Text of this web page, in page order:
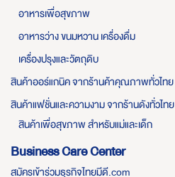
อาหารเพื่อสุขภาพ
อาหารว่าง ขนมหวาน เครื่องดื่ม
เครื่องปรุงและวัตถุดิบ
สินค้าออร์แกนิค จากร้านค้าคุณภาพทั่วไทย
สินค้าแฟชั่นและความงาม จากร้านดังทั่วไทย
สินค้าเพื่อสุขภาพ สำหรับแม่และเด็ก
Business Care Center
สมัครเข้าร่วมธุรกิจไทยมีดี.com